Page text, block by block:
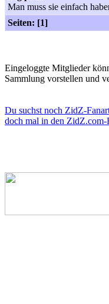
Man muss sie einfach
Seiten: [1]
Eingeloggte Mitglieder
Sammlung vorstellen und
Du suchst noch ZidZ-
doch mal in den ZidZ.com-